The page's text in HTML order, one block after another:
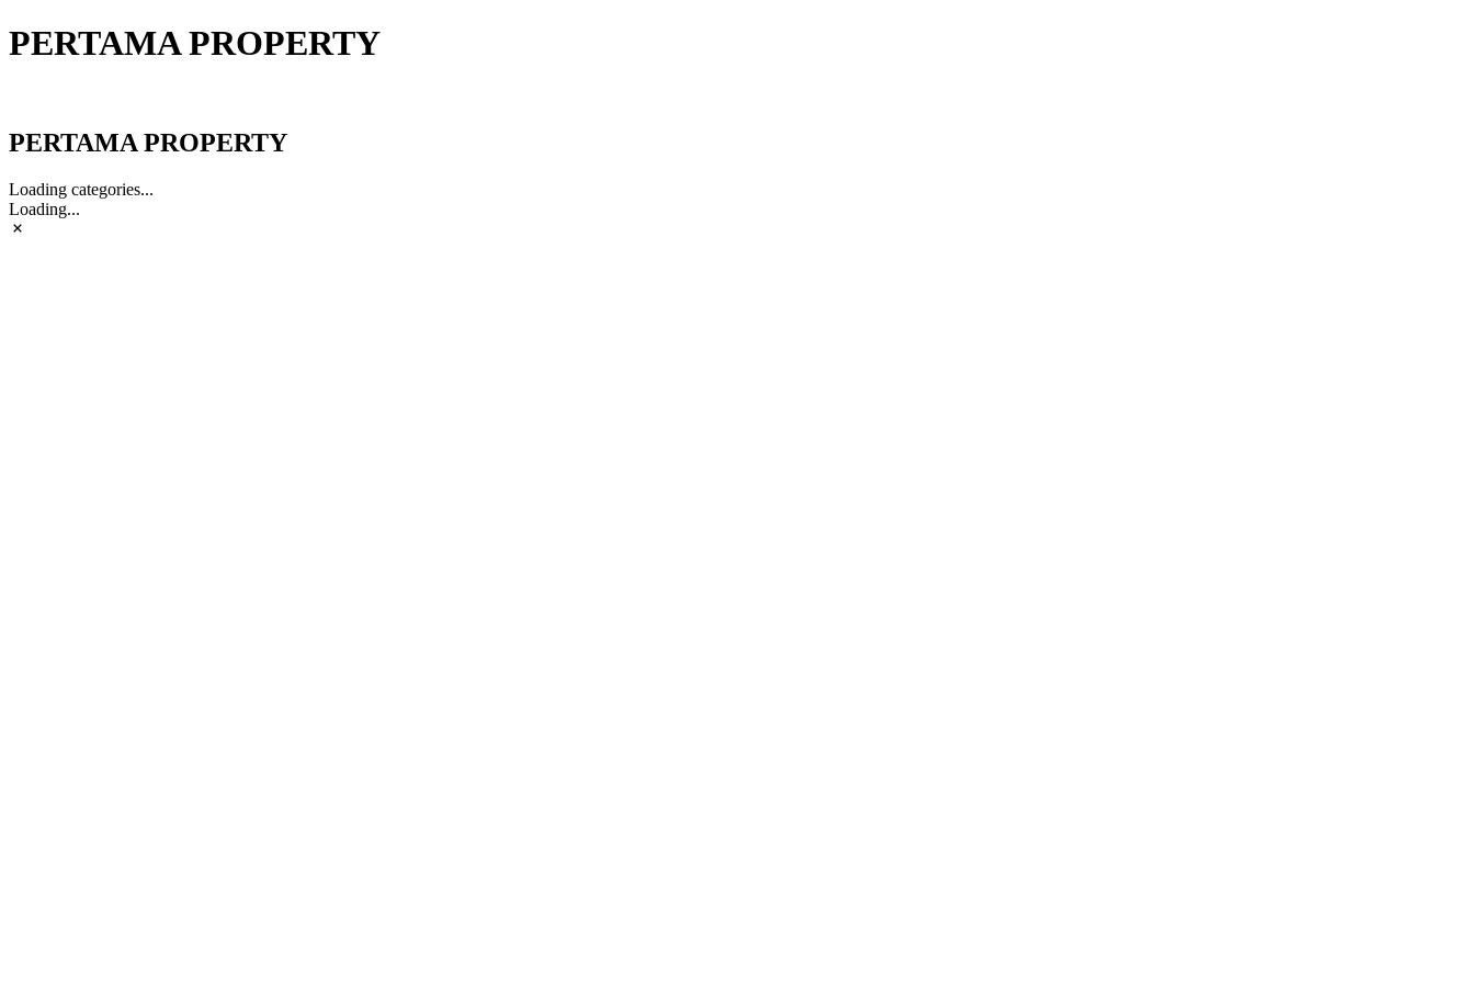
PERTAMA PROPERTY
PERTAMA PROPERTY
Loading categories...
Loading...